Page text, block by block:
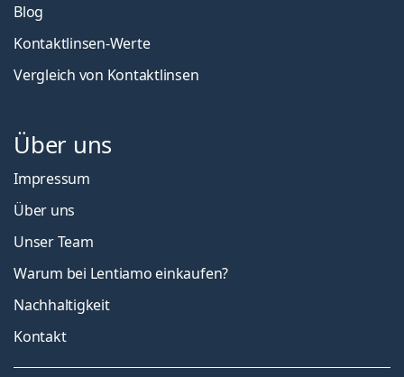
Blog
Kontaktlinsen-Werte
Vergleich von Kontaktlinsen
Über uns
Impressum
Über uns
Unser Team
Warum bei Lentiamo einkaufen?
Nachhaltigkeit
Kontakt